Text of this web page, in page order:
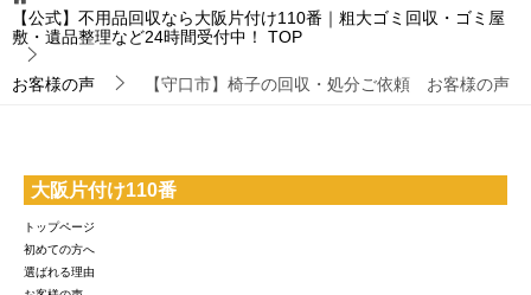
【公式】不用品回収なら大阪片付け110番｜粗大ゴミ回収・ゴミ屋
敷・遺品整理など24時間受付中！
TOP
お客様の声 【守口市】椅子の回収・処分ご依頼 お客様の声
大阪片付け110番
トップページ
初めての方へ
選ばれる理由